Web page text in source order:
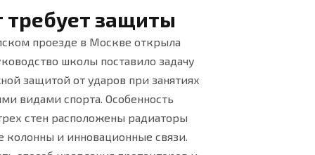
требует защиты
проезде в Москве открыла
школы поставило задачу
защитой от ударов при занятиях
видами спорта. Особенность
стен расположены радиаторы
колонны и инновационные связи.